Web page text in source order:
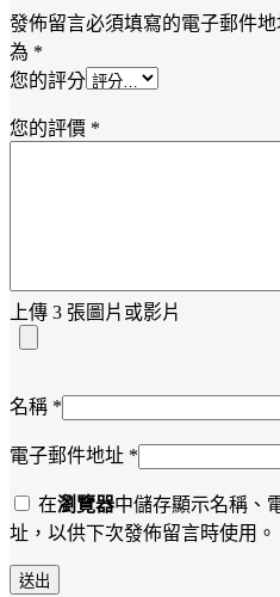
發佈留言必須填寫的電子郵件地
為 *
您的評分
您的評價 *
上傳 3 張圖片或影片
名稱 *
電子郵件地址 *
在瀏覽器中儲存顯示名稱、
址，以供下次發佈留言時使用。